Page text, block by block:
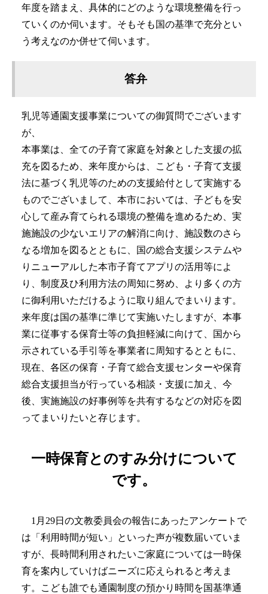
年度を踏まえ、具体的にどのような環境整備を行っ
ていくのか伺います。そもそも国の基準で充分とい
う考えなのか併せて伺います。
答弁
乳児等通園支援事業についての御質問でございます
が、
本事業は、全ての子育て家庭を対象とした支援の拡
充を図るため、来年度からは、こども・子育て支援
法に基づく乳児等のための支援給付として実施する
ものでございまして、本市においては、子どもを安
心して産み育てられる環境の整備を進めるため、実
施施設の少ないエリアの解消に向け、施設数のさら
なる増加を図るとともに、国の総合支援システムや
りニューアルした本市子育てアプリの活用等によ
り、制度及ひ利用方法の周知に努め、より多くの方
に御利用いただけるように取り組んでまいります。
来年度は国の基準に準じて実施いたしますが、本事
業に従事する保育士等の負担軽減に向けて、国から
示されている手引等を事業者に周知するとともに、
現在、各区の保育・子育て総合支援センターや保育
総合支援担当が行っている相談・支援に加え、今
後、実施施設の好事例等を共有するなどの対応を図
ってまいりたいと存じます。
一時保育とのすみ分けについて
です。
1月29日の文教委員会の報告にあったアンケートで
は「利用時間が短い」といった声が複数届いていま
すが、長時間利用されたいご家庭については一時保
育を案内していけばニーズに応えられると考えま
す。こども誰でも通園制度の預かり時間を国基準通